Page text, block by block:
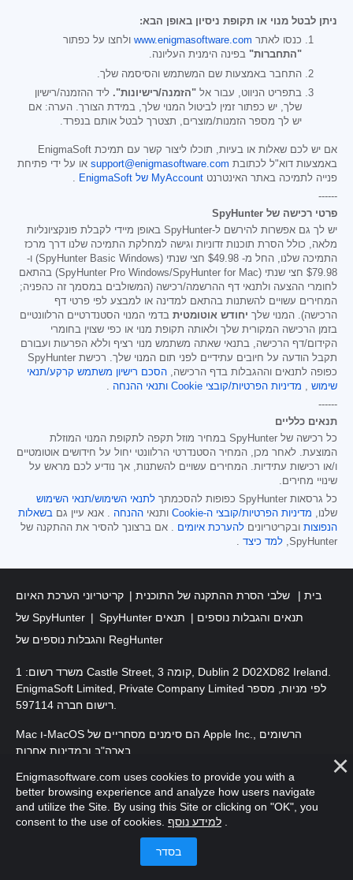
ניתן לבטל מנוי או תקופת ניסיון באופן הבא:
כנסו לאתר www.enigmasoftware.com ולחצו על כפתור
"התחברות" בפינה הימנית העליונה.
התחבר באמצעות שם המשתמש והסיסמה שלך.
בתפריט הניווט, עבור אל "הזמנה/רישיונות". ליד ההזמנה/רישיון
שלך, יש כפתור זמין לביטול המנוי שלך, במידת הצורך. הערה: אם
יש לך מספר הזמנות/מוצרים, תצטרך לבטל אותם בנפרד.
אם יש לכם שאלות או בעיות, תוכלו ליצור קשר עם תמיכת EnigmaSoft
באמצעות דוא"ל לכתובת support@enigmasoftware.com או על ידי פתיחת
פנייה לתמיכה באתר האינטרנט MyAccount של EnigmaSoft
.
------
פרטי רכישה של SpyHunter
יש לך גם אפשרות להירשם ל-SpyHunter באופן מיידי לקבלת פונקציונליות
מלאה, כולל הסרת תוכנות זדוניות וגישה למחלקת התמיכה שלנו דרך מרכז
התמיכה שלנו, החל מ- $49.98 חצי שנתי (SpyHunter Basic Windows) ו-
$79.98
חצי שנתי (SpyHunter Pro Windows/SpyHunter for Mac) בהתאם
לחומרי ההצעה ולתנאי דף ההרשמה/רכישה (המשולבים במסמך זה כהפניה;
המחירים עשויים להשתנות בהתאם למדינה או למבצע לפי פרטי דף
הרכישה). המנוי שלך יחודש אוטומטית בדמי המנוי הסטנדרטיים הרלוונטיים
בזמן הרכישה המקורית שלך ולאותה תקופת מנוי או כפי שצוין בחומרי
הקידום/דף הרכישה, בתנאי שאתה משתמש מנוי רציף וללא הפרעות ועבורם
תקבל הודעה על חיובים עתידיים לפני תום המנוי שלך. רכישת SpyHunter
כפופה לתנאים וההגבלות בדף הרכישה, הסכם רישיון משתמש קרקע/תנאי
שימוש , מדיניות הפרטיות/קובצי Cookie ותנאי ההנחה .
------
תנאים כלליים
כל רכישה של SpyHunter במחיר מוזל תקפה לתקופת המנוי המוזלת
המוצעת. לאחר מכן, המחיר הסטנדרטי הרלוונטי יחול על חידושים אוטומטיים
ו/או רכישות עתידיות. המחירים עשויים להשתנות, אך נודיע לכם מראש על
שינויי מחירים.
כל גרסאות SpyHunter כפופות להסכמתך
לתנאי השימוש/תנאי השימוש
שלנו, מדיניות הפרטיות/קובצי ה-Cookie ותנאי ההנחה . אנא עיין גם בשאלות
הנפוצות ובקריטריונים להערכת איומים . אם ברצונך להסיר את ההתקנה של
SpyHunter, למד כיצד .
בית שלבי הסרת ההתקנה של התוכנית
קריטריוני הערכת האיום
של SpyHunter
SpyHunter תנאים והגבלות נוספים
תנאים
והגבלות נוספים של RegHunter
משרד רשום: 1 Castle Street, קומה 3, Dublin 2 D02XD82 Ireland.
EnigmaSoft Limited, Private Company Limited לפי מניות, מספר
Mac ו-MacOS הם סימנים מסחריים של Apple Inc., הרשומים
זכויות יוצרים 2016-2026
Enigmasoftware.com uses cookies to provide you with a
better browsing experience and analyze how users navigate
and utilize the Site. By using this Site or clicking on "OK", you
consent to the use of cookies. למידע נוסף